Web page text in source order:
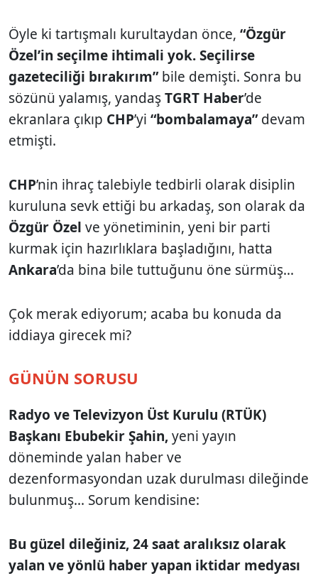
Öyle ki tartışmalı kurultaydan önce, “Özgür
Özel’in seçilme ihtimali yok. Seçilirse
gazeteciliği bırakırım”bile demişti. Sonra bu
sözünü yalamış, yandaşTGRT Haber’de
ekranlara çıkıp CHP’yi “bombalamaya”devam
etmişti.
CHP’nin ihraç talebiyle tedbirli olarak disiplin
kuruluna sevk ettiği bu arkadaş, son olarak da
Özgür Özel ve yönetiminin, yeni bir parti
kurmak için hazırlıklara başladığını, hatta
Ankara’da bina bile tuttuğunu öne sürmüş...
Çok merak ediyorum; acaba bu konuda da
iddiaya girecek mi?
GÜNÜN SORUSU
Radyo ve Televizyon Üst Kurulu (RTÜK)
Başkanı Ebubekir Şahin,yeni yayın
döneminde yalan haber ve
dezenformasyondan uzak durulması dileğinde
bulunmuş... Sorum kendisine:
Bu güzel dileğiniz, 24 saat aralıksız olarak
yalan ve yönlü haber yapan iktidar medyası